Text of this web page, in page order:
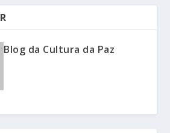
Blog da Cultura da Paz